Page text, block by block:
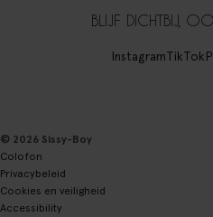
BLIJF DICHTBIJ,
InstagramTikTok
© 2026 Sissy-Boy
Colofon
Privacybeleid
Cookies en veiligheid
Accessibility